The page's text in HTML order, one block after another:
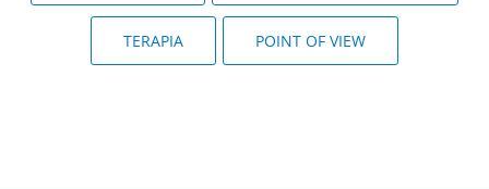
TERAPIA POINT OF VIEW